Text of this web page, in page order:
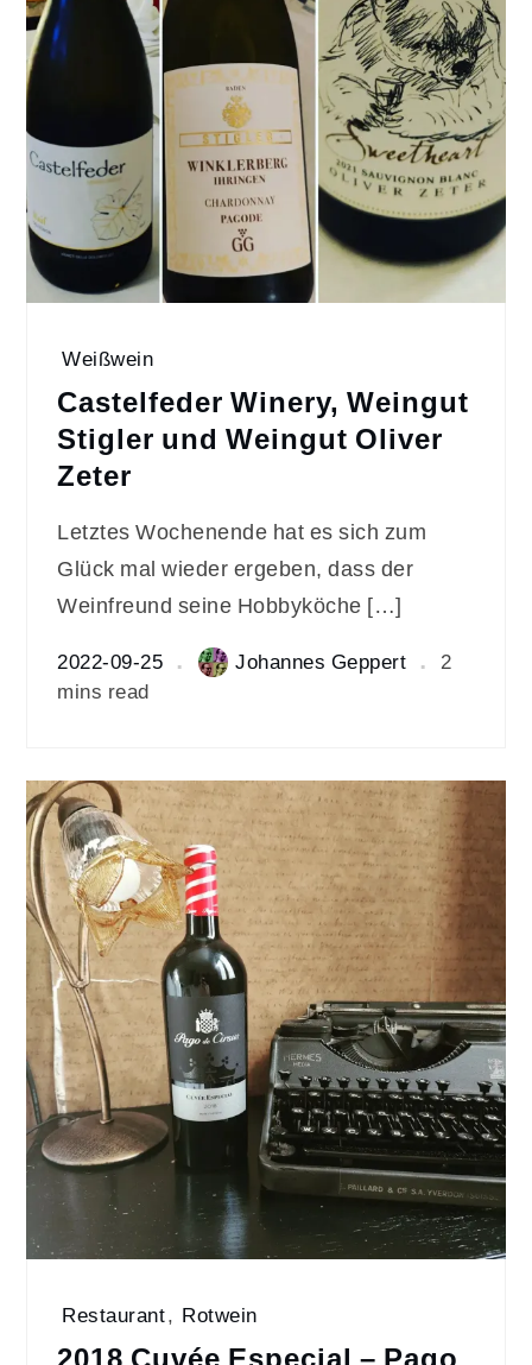
Weißwein
Castelfeder Winery, Weingut
Stigler und Weingut Oliver
Zeter
Letztes Wochenende hat es sich zum
Glück mal wieder ergeben, dass der
Weinfreund seine Hobbyköche […]
2022-09-25 Johannes Geppert
2
mins read
Restaurant, Rotwein